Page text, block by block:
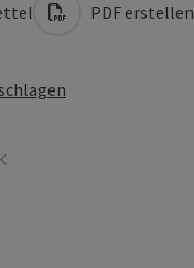
PDF erstellen